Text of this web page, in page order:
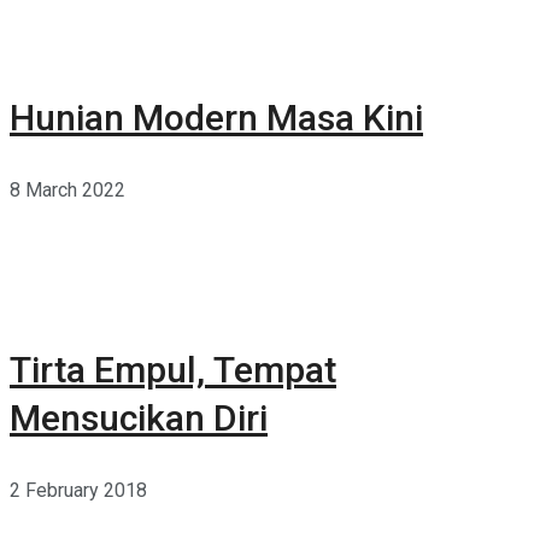
Hunian Modern Masa Kini
8 March 2022
Tirta Empul, Tempat
Mensucikan Diri
2 February 2018